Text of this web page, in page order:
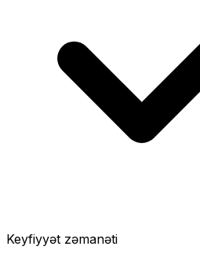
Keyfiyyət zəmanəti